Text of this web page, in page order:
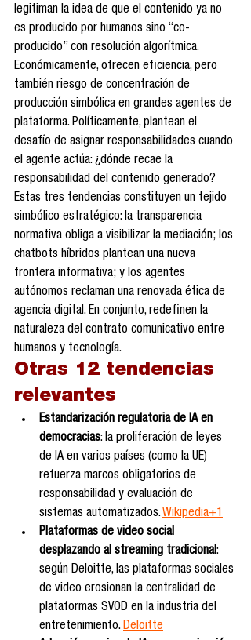
legitiman la idea de que el contenido ya no
es producido por humanos sino “co-
producido” con resolución algorítmica.
Económicamente, ofrecen eficiencia, pero
también riesgo de concentración de
producción simbólica en grandes agentes de
plataforma. Políticamente, plantean el
desafío de asignar responsabilidades cuando
el agente actúa: ¿dónde recae la
responsabilidad del contenido generado?
Estas tres tendencias constituyen un tejido
simbólico estratégico: la transparencia
normativa obliga a visibilizar la mediación; los
chatbots híbridos plantean una nueva
frontera informativa; y los agentes
autónomos reclaman una renovada ética de
agencia digital. En conjunto, redefinen la
naturaleza del contrato comunicativo entre
humanos y tecnología.
Otras 12 tendencias
relevantes
Estandarización regulatoria de IA en
democracias: la proliferación de leyes
de IA en varios países (como la UE)
refuerza marcos obligatorios de
responsabilidad y evaluación de
sistemas automatizados. Wikipedia+1
Plataformas de video social
desplazando al streaming tradicional:
según Deloitte, las plataformas sociales
de video erosionan la centralidad de
plataformas SVOD en la industria del
entretenimiento. Deloitte